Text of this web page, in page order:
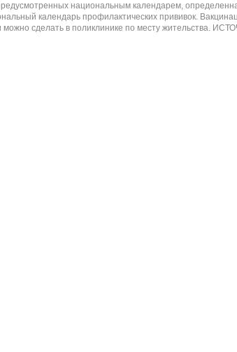
национальным календарем,
календарь профилактических прививок.
сделать в поликлинике по месту жительства.